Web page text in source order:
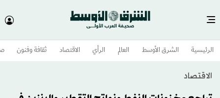
الرئيسية الشرق الأوسط​ العالم الرأي الاقتصاد ثقافة وفنون
الاقتصاد